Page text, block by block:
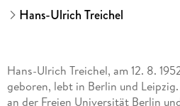
Hans-Ulrich Treichel
Hans-Ulrich Treichel, am 12. 8.
geboren, lebt in Berlin und
an der Freien Universität Berlin